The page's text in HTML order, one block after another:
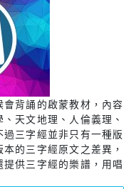
背誦的啟蒙教材，內容
天文地理、人倫義理、
三字經並非只有一種版
的三字經原文之差異，
供三字經的樂譜，用唱